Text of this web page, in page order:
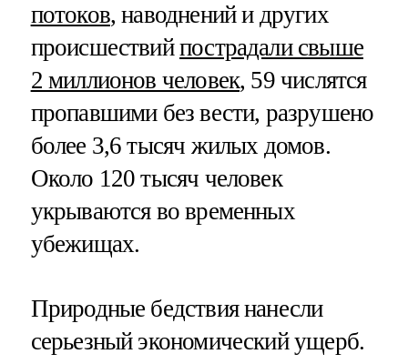
потоков, наводнений и других
происшествийпострадали свыше
2 миллионов человек, 59 числятся
пропавшими без вести, разрушено
более 3,6 тысяч жилых домов.
Около 120 тысяч человек
укрываются во временных
убежищах.
Природные бедствия нанесли
серьезный экономический ущерб.